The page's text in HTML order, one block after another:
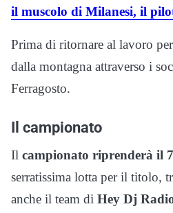
il muscolo di Milanesi, il
Prima di ritornare al lavoro
dalla montagna attraverso i
Ferragosto.
Il campionato
Il campionato riprenderà il
serratissima lotta per il titolo,
anche il team di Hey Dj